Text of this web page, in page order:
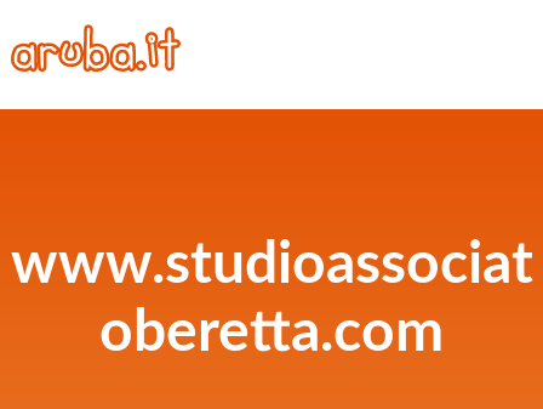
www.studioassociat
oberetta.com